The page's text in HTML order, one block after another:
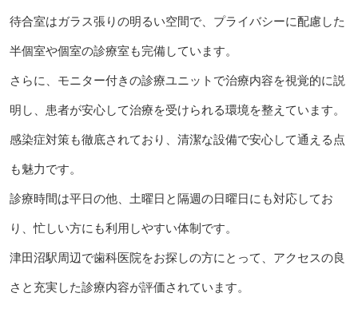
待合室はガラス張りの明るい空間で、プライバシーに配慮した
半個室や個室の診療室も完備しています。
さらに、モニター付きの診療ユニットで治療内容を視覚的に説
明し、患者が安心して治療を受けられる環境を整えています。
感染症対策も徹底されており、清潔な設備で安心して通える点
も魅力です。
診療時間は平日の他、土曜日と隔週の日曜日にも対応してお
り、忙しい方にも利用しやすい体制です。
津田沼駅周辺で歯科医院をお探しの方にとって、アクセスの良
さと充実した診療内容が評価されています。